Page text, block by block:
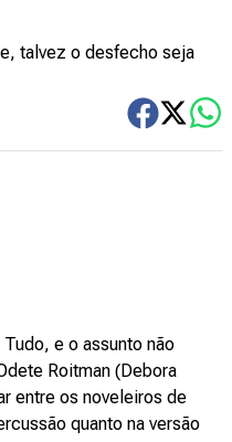
talvez o desfecho seja
e o assunto não
Roitman (Debora
entre os noveleiros de
quanto na versão